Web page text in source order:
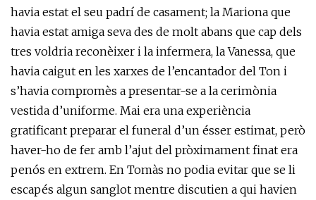
havia estat el seu padrí de casament; la Mariona que
havia estat amiga seva des de molt abans que cap dels
tres voldria reconèixer i la infermera, la Vanessa, que
havia caigut en les xarxes de l’encantador del Ton i
s’havia compromès a presentar-se a la cerimònia
vestida d’uniforme. Mai era una experiència
gratificant preparar el funeral d’un ésser estimat, però
haver-ho de fer amb l’ajut del pròximament finat era
penós en extrem. En Tomàs no podia evitar que se li
escapés algun sanglot mentre discutien a qui havien